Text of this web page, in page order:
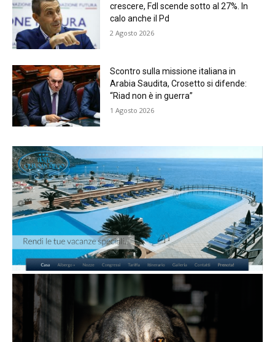
crescere, FdI scende sotto al 27%. In
calo anche il Pd
2 Agosto 2026
Scontro sulla missione italiana in
Arabia Saudita, Crosetto si difende:
“Riad non è in guerra”
1 Agosto 2026